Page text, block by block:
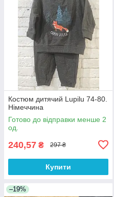
Костюм дитячий Lupilu 74-80.
Німеччина
Готово до відправки менше 2
од.
240,57 ₴ 297 ₴
Купити
–19%